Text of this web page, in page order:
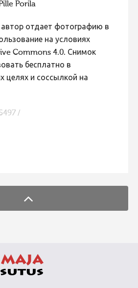
Pille Porila
отдает фотографию в
на условиях
Commons 4.0. Снимок
бесплатно в
целях и соссылкой на
/